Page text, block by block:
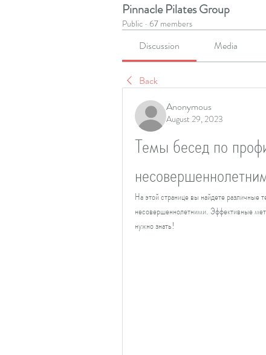
Pinnacle Pilates Group
Public · 67 members
Discussion Media
Back
Anonymous
August 29, 2023
Темы бесед по
На этой странице вы найдете различные
несовершеннолетними. Эффективные
нужно знать!